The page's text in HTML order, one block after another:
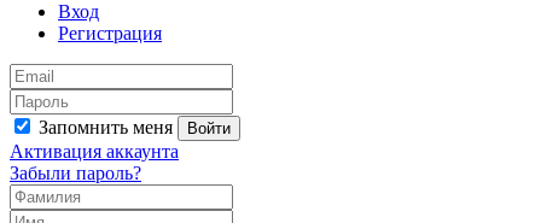
Вход
Регистрация
Запомнить меня Войти
Активация аккаунта
Забыли пароль?